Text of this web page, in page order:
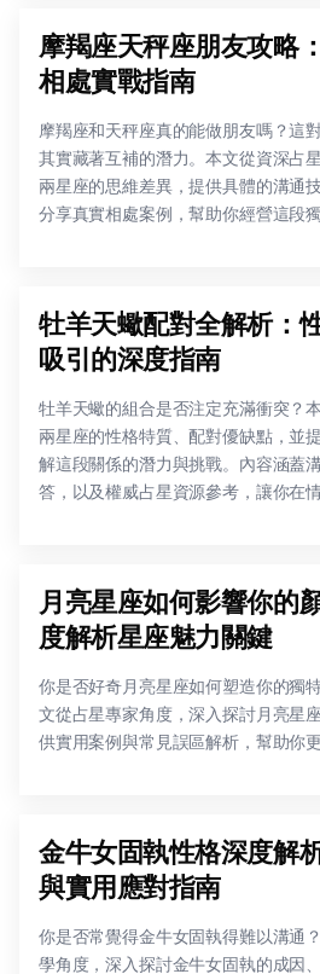
摩羯座天秤座朋友攻略
相處實戰指南
摩羯座和天秤座真的能做朋友嗎？這
其實藏著互補的潛力。本文從資深占
兩星座的思維差異，提供具體的溝通
分享真實相處案例，幫助你經營這段獨
牡羊天蠍配對全解析：
吸引的深度指南
牡羊天蠍的組合是否注定充滿衝突？
兩星座的性格特質、配對優缺點，並
解這段關係的潛力與挑戰。內容涵蓋
答，以及權威占星資源參考，讓你在
月亮星座如何影響你的
度解析星座魅力關鍵
你是否好奇月亮星座如何塑造你的獨
文從占星專家角度，深入探討月亮星
供實用案例與常見誤區解析，幫助你
金牛女固執性格深度解
與實用應對指南
你是否常覺得金牛女固執得難以溝通
學角度，深入探討金牛女固執的成因